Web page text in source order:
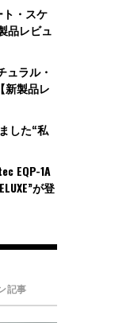
・スケ
品レビュ
ュラル・
新製品レ
した“私
EQP-1A
が登
記事